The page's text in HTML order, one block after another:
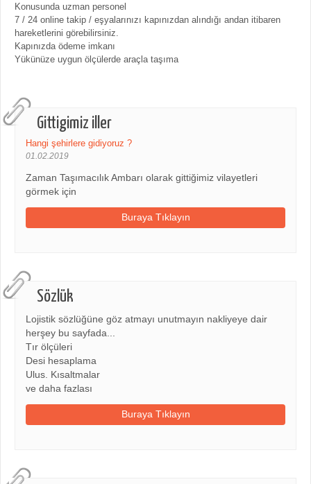
Gittigimiz iller
Hangi şehirlere gidiyoruz ?
01.02.2019
Zaman Taşımacılık Ambarı olarak gittiğimiz vilayetleri
görmek için
Buraya Tıklayın
Sözlük
Lojistik sözlüğüne göz atmayı unutmayın nakliyeye dair
herşey bu sayfada...
Tır ölçüleri
Desi hesaplama
Ulus. Kısaltmalar
ve daha fazlası
Buraya Tıklayın
Konusunda uzman personel
7 / 24 online takip / eşyalarınızı kapınızdan alındığı andan itibaren
hareketlerini görebilirsiniz.
Kapınızda ödeme imkanı
Yükünüze uygun ölçülerde araçla taşıma